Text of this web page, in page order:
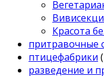
Красота
притравочные
птицефабрики
разведение и